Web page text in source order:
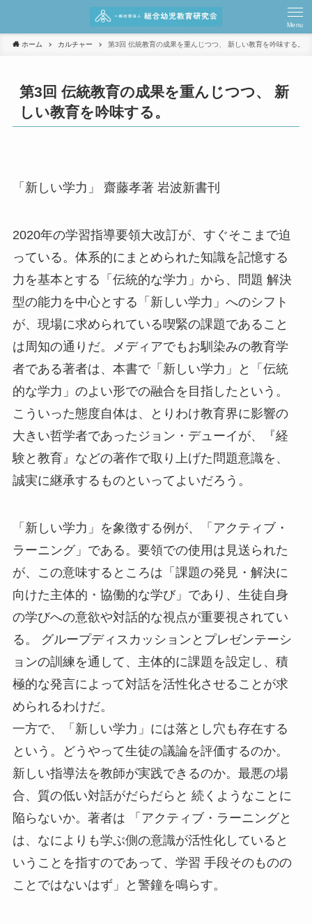
Menu
ホーム カルチャー 第3回 伝統教育の成果を重んじつつ、 新しい教育を吟味する。
第3回 伝統教育の成果を重んじつつ、 新
しい教育を吟味する。
「新しい学力」 齋藤孝著 岩波新書刊
2020年の学習指導要領大改訂が、すぐそこまで迫
っている。体系的にまとめられた知識を記憶する
力を基本とする「伝統的な学力」から、問題 解決
型の能力を中心とする「新しい学力」へのシフト
が、現場に求められている喫緊の課題であること
は周知の通りだ。メディアでもお馴染みの教育学
者である著者は、本書で「新しい学力」と「伝統
的な学力」のよい形での融合を目指したという。
こういった態度自体は、とりわけ教育界に影響の
大きい哲学者であったジョン・デューイが、『経
験と教育』などの著作で取り上げた問題意識を、
誠実に継承するものといってよいだろう。
「新しい学力」を象徴する例が、「アクティブ・
ラーニング」である。要領での使用は見送られた
が、この意味するところは「課題の発見・解決に
向けた主体的・協働的な学び」であり、生徒自身
の学びへの意欲や対話的な視点が重要視されてい
る。 グループディスカッションとプレゼンテーシ
ョンの訓練を通して、主体的に課題を設定し、積
極的な発言によって対話を活性化させることが求
められるわけだ。
一方で、「新しい学力」には落とし穴も存在する
という。どうやって生徒の議論を評価するのか。
新しい指導法を教師が実践できるのか。最悪の場
合、質の低い対話がだらだらと 続くようなことに
陥らないか。著者は 「アクティブ・ラーニングと
は、なによりも学ぶ側の意識が活性化していると
いうことを指すのであって、学習 手段そのものの
ことではないはず」と警鐘を鳴らす。